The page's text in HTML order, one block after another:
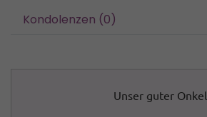
Kondolenzen (0)
Unser guter Onkel